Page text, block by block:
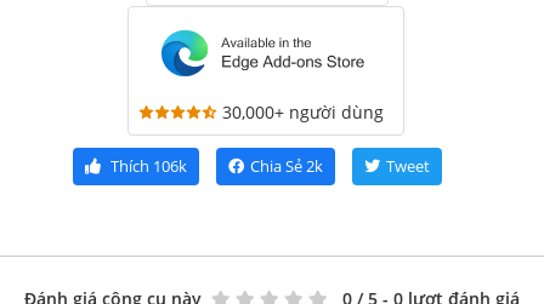
30,000+ người dùng
Thích 106k Chia Sẻ2k Tweet
Đánh giá công cụ này 0 / 5 - 0 lượt đánh giá